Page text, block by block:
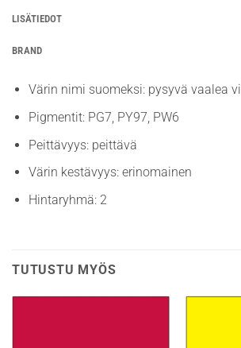
LISÄTIEDOT
BRAND
Värin nimi suomeksi: pysyvä vaalea
Pigmentit: PG7, PY97, PW6
Peittävyys: peittävä
Värin kestävyys: erinomainen
Hintaryhmä: 2
TUTUSTU MYÖS